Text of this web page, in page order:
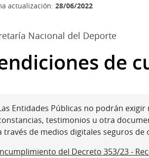
actualización: 28/06/2022
Nacional del Deporte
de
Entidades Públicas no podrán
testimonios u otra
través de medios digitales seguros de
del Decreto 353/23 -